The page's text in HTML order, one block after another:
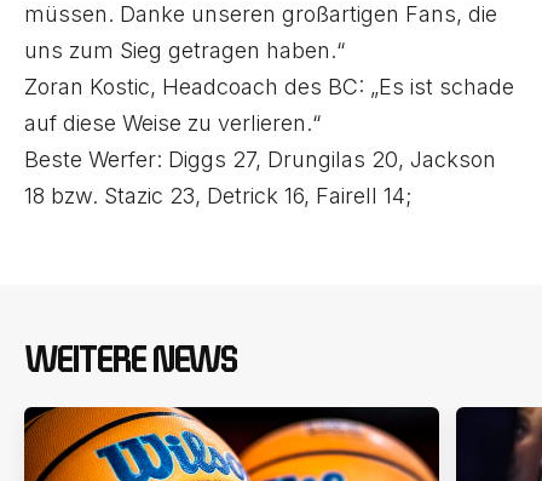
müssen. Danke unseren großartigen Fans, die
uns zum Sieg getragen haben.“
Zoran Kostic, Headcoach des BC: „Es ist schade
auf diese Weise zu verlieren.“
Beste Werfer: Diggs 27, Drungilas 20, Jackson
18 bzw. Stazic 23, Detrick 16, Fairell 14;
WEITERE NEWS